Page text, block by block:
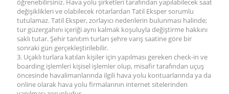
öğrenebilirsiniz. Hava yolu şirketleri tarafından yapılabilecek saat
değişiklikleri ve olabilecek rötarlardan Tatil Eksper sorumlu
tutulamaz. Tatil Eksper, zorlayıcı nedenlerin bulunması halinde;
tur güzergahını içeriği aynı kalmak koşuluyla değiştirme hakkını
saklı tutar. Şehir tanıtım turları şehre varış saatine göre bir
sonraki gün gerçekleştirilebilir.
3. Uçaklı turlara katılan kişiler için yapılması gereken check-in ve
boarding işlemleri kişisel işlemler olup, misafir tarafından uçuş
öncesinde havalimanlarında ilgili hava yolu kontuarlarında ya da
online olarak hava yolu firmalarının internet sitelerinden